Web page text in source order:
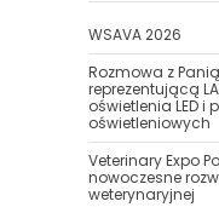
WSAVA 2026
Rozmowa z
reprezentującą
oświetlenia LED i
oświetleniowych
Veterinary Expo
nowoczesne
weterynaryjnej